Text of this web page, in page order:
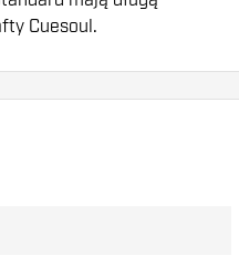
Cuesoul.
Mogą one zostać